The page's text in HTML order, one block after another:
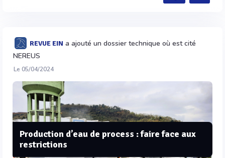
REVUE EIN a ajouté un dossier technique où est cité
NEREUS
Le 05/04/2024
Production d’eau de process : faire face aux
restrictions